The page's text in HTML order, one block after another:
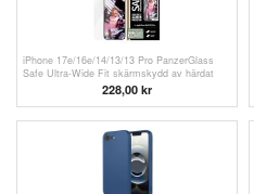
iPhone 17e/16e/14/13/13 Pro PanzerGlass
Safe Ultra-Wide Fit skärmskydd av härdat
228,00 kr